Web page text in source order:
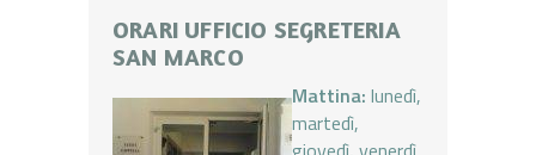
ORARI UFFICIO SEGRETERIA
SAN MARCO
Mattina: lunedì,
martedì,